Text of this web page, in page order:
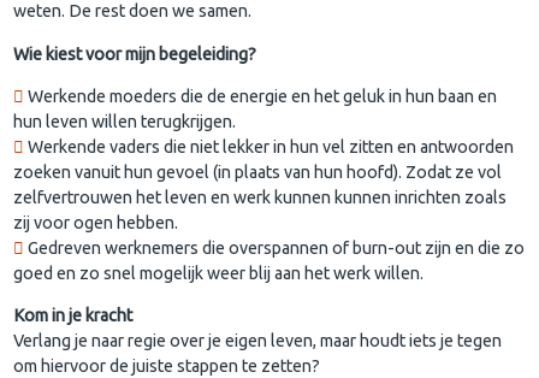
weten. De rest doen we samen.
Wie kiest voor mijn begeleiding?
Werkende moeders die de energie en het geluk in hun baan en
hun leven willen terugkrijgen.
Werkende vaders die niet lekker in hun vel zitten en antwoorden
zoeken vanuit hun gevoel (in plaats van hun hoofd). Zodat ze vol
zelfvertrouwen het leven en werk kunnen kunnen inrichten zoals
zij voor ogen hebben.
Gedreven werknemers die overspannen of burn-out zijn en die zo
goed en zo snel mogelijk weer blij aan het werk willen.
Kom in je kracht
Verlang je naar regie over je eigen leven, maar houdt iets je tegen
om hiervoor de juiste stappen te zetten?